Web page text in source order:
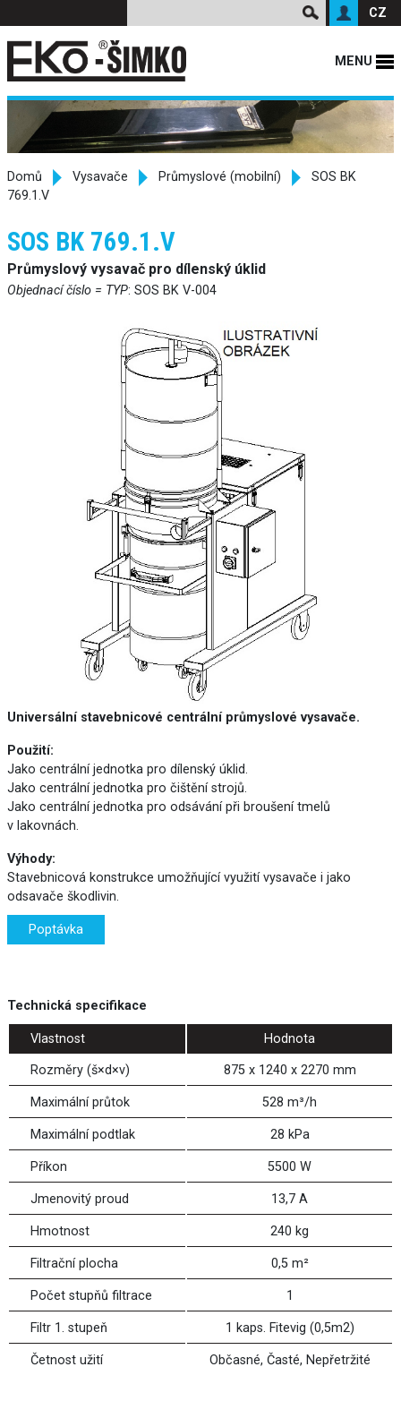
CZ
MENU
Domů Vysavače Průmyslové (mobilní)
SOS BK
769.1.V
SOS BK 769.1.V
Průmyslový vysavač pro dílenský úklid
Objednací číslo = TYP: SOS BK V-004
Universální stavebnicové centrální průmyslové vysavače.
Použití:
Jako centrální jednotka pro dílenský úklid.
Jako centrální jednotka pro čištění strojů.
Jako centrální jednotka pro odsávání při broušení tmelů
v lakovnách.
Výhody:
Stavebnicová konstrukce umožňující využití vysavače i jako
odsavače škodlivin.
Poptávka
Technická specifikace
Vlastnost Hodnota
Rozměry (š×d×v) 875 x 1240 x 2270 mm
Maximální průtok 528 m³/h
Maximální podtlak 28 kPa
Příkon 5500 W
Jmenovitý proud 13,7 A
Hmotnost 240 kg
Filtrační plocha 0,5 m²
Počet stupňů filtrace 1
Filtr 1. stupeň 1 kaps. Fitevig (0,5m2)
Četnost užití Občasné, Časté, Nepřetržité